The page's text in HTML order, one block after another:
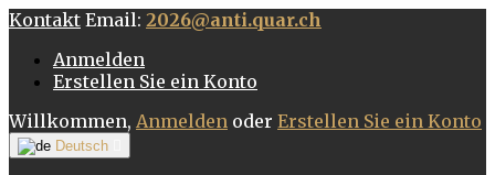
Kontakt Email: 2026@anti.quar.ch
Anmelden
Erstellen Sie ein Konto
Willkommen, Anmelden oder Erstellen Sie ein Konto
Deutsch